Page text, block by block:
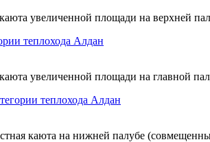
увеличенной площади на верхней
увеличенной площади на главной
каюта на нижней палубе